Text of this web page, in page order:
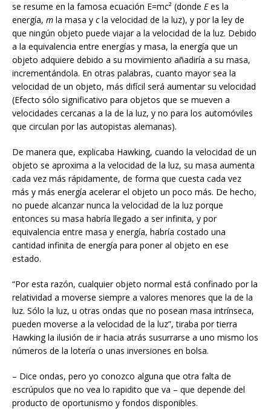
se resume en la famosa ecuación E=mc² (donde Ees la
energía, m la masa y cla velocidad de la luz), y por la ley de
que ningún objeto puede viajar a la velocidad de la luz. Debido
a la equivalencia entre energías y masa, la energía que un
objeto adquiere debido a su movimiento añadiría a su masa,
incrementándola. En otras palabras, cuanto mayor sea la
velocidad de un objeto, más difícil será aumentar su velocidad
(Efecto sólo significativo para objetos que se mueven a
velocidades cercanas a la de la luz, y no para los automóviles
que circulan por las autopistas alemanas).
De manera que, explicaba Hawking, cuando la velocidad de un
objeto se aproxima a la velocidad de la luz, su masa aumenta
cada vez más rápidamente, de forma que cuesta cada vez
más y más energía acelerar el objeto un poco más. De hecho,
no puede alcanzar nunca la velocidad de la luz porque
entonces su masa habría llegado a ser infinita, y por
equivalencia entre masa y energía, habría costado una
cantidad infinita de energía para poner al objeto en ese
estado.
“Por esta razón, cualquier objeto normal está confinado por la
relatividad a moverse siempre a valores menores que la de la
luz. Sólo la luz, u otras ondas que no posean masa intrínseca,
pueden moverse a la velocidad de la luz”, tiraba por tierra
Hawking la ilusión de ir hacia atrás susurrarse a uno mismo los
números de la lotería o unas inversiones en bolsa.
– Dice ondas, pero yo conozco alguna que otra falta de
escrúpulos que no vea lo rapidito que va – que depende del
producto de oportunismo y fondos disponibles.